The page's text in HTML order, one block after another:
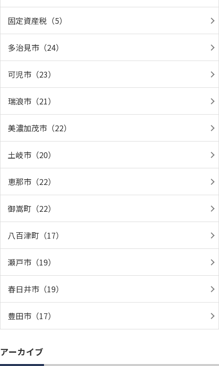
固定資産税（5）
多治見市（24）
可児市（23）
瑞浪市（21）
美濃加茂市（22）
土岐市（20）
恵那市（22）
御嵩町（22）
八百津町（17）
瀬戸市（19）
春日井市（19）
豊田市（17）
アーカイブ